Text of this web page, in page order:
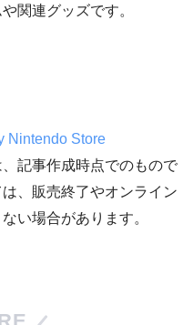
関連グッズです。
Nintendo Store
記事作成時点でのもので
、販売終了やオンライン
い場合があります。